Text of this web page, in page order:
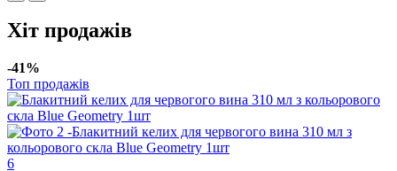
Хіт продажів
-41%
Топ продажів
6